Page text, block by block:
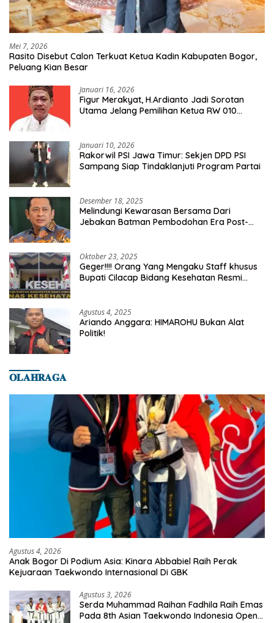
Mei 7, 2026
Rasito Disebut Calon Terkuat Ketua Kadin Kabupaten Bogor,
Peluang Kian Besar
Januari 16, 2026
Figur Merakyat, H.Ardianto Jadi Sorotan
Utama Jelang Pemilihan Ketua RW 010
Januari 10, 2026
Rakorwil PSI Jawa Timur: Sekjen DPD PSI
Sampang Siap Tindaklanjuti Program Partai
Desember 18, 2025
Melindungi Kewarasan Bersama Dari
Jebakan Batman Pembodohan Era Post-
Oktober 23, 2025
Geger!!!! Orang Yang Mengaku Staff khusus
Bupati Cilacap Bidang Kesehatan Resmi
Agustus 4, 2025
Ariando Anggara: HIMAROHU Bukan Alat
Politik!
𝐎𝐋𝐀𝐇𝐑𝐀𝐆𝐀
Agustus 4, 2026
Anak Bogor Di Podium Asia: Kinara Abbabiel Raih Perak
Kejuaraan Taekwondo Internasional Di GBK
Agustus 3, 2026
Serda Muhammad Raihan Fadhila Raih Emas
Pada 8th Asian Taekwondo Indonesia Open